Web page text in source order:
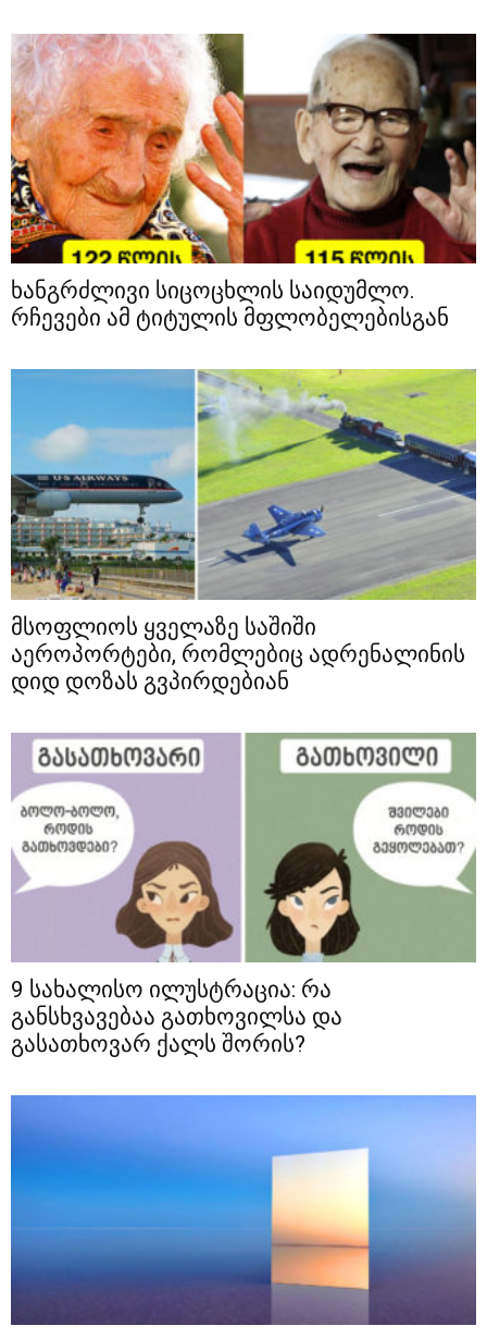
ხანგრძლივი სიცოცხლის საიდუმლო.
რჩევები ამ ტიტულის მფლობელებისგან
მსოფლიოს ყველაზე საშიში
აეროპორტები, რომლებიც ადრენალინის
დიდ დოზას გვპირდებიან
9 სახალისო ილუსტრაცია: რა
განსხვავებაა გათხოვილსა და
გასათხოვარ ქალს შორის?